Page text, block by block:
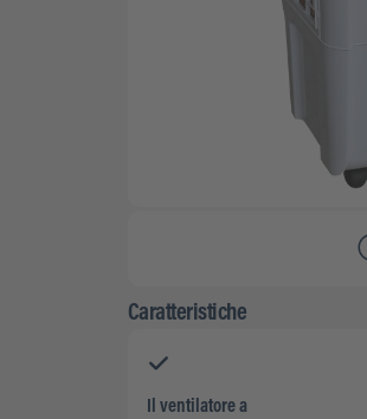
Caratteristiche
Il ventilatore a